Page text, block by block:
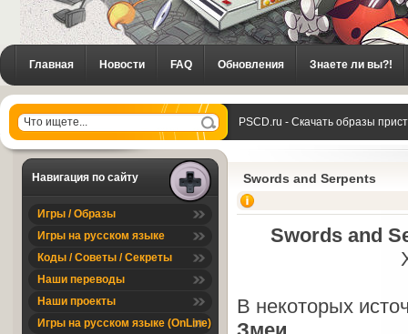
Главная Новости FAQ Обновления Знаете ли вы?!
PSCD.ru - Скачать образы
Навигация по сайту
Игры / Образы
Игры на русском языке
Коды / Советы / Секреты
Наши переводы
Наши проекты
Игры на русском языке (OnLine)
Swords and Serpents
Swords and
В некоторых